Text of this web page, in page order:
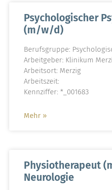
Psychologischer
(m/w/d)
Berufsgruppe:
Arbeitgeber: Klinikum
Arbeitsort: Merzig
Arbeitszeit:
Kennziffer: *_001683
Mehr »
Physiotherapeut
Neurologie